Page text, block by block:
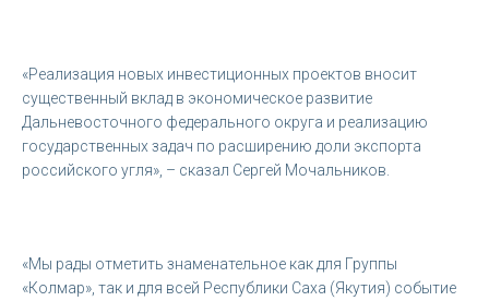
«Реализация новых инвестиционных проектов вносит
существенный вклад в экономическое развитие
Дальневосточного федерального округа и реализацию
государственных задач по расширению доли экспорта
российского угля», – сказал Сергей Мочальников.
«Мы рады отметить знаменательное как для Группы
«Колмар», так и для всей Республики Саха (Якутия) событие